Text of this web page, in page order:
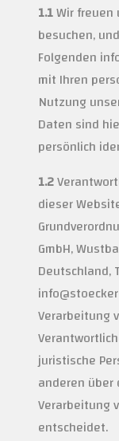
1.1Wir freuen
besuchen,
Folgenden
mit Ihren
Nutzung
Daten sind
persönlich
1.2
dieser
GmbH,
Deutschland,
Verarbeitung
juristische
anderen
Verarbeitung
entscheidet.